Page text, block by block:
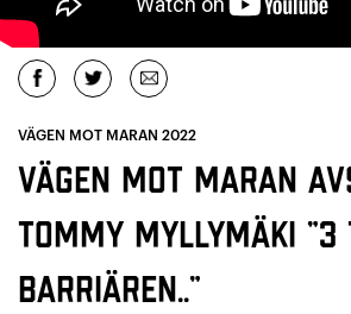
VÄGEN MOT MARAN 2022
Vägen mot maran
Tommy Myllymäki
barriären..”